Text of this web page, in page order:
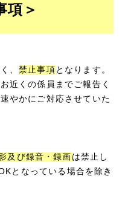
項＞
、禁止事項となります。
近くの係員までご報告く
やかにご対応させていた
及び録音・録画は禁止し
となっている場合を除き